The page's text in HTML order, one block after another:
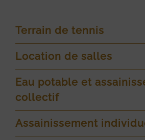
Terrain de tennis
Location de salles
Eau potable et
collectif
Assainissement